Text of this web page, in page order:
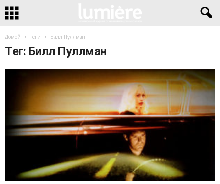
Домой Теги Билл Пуллман
Тег: Билл Пуллман